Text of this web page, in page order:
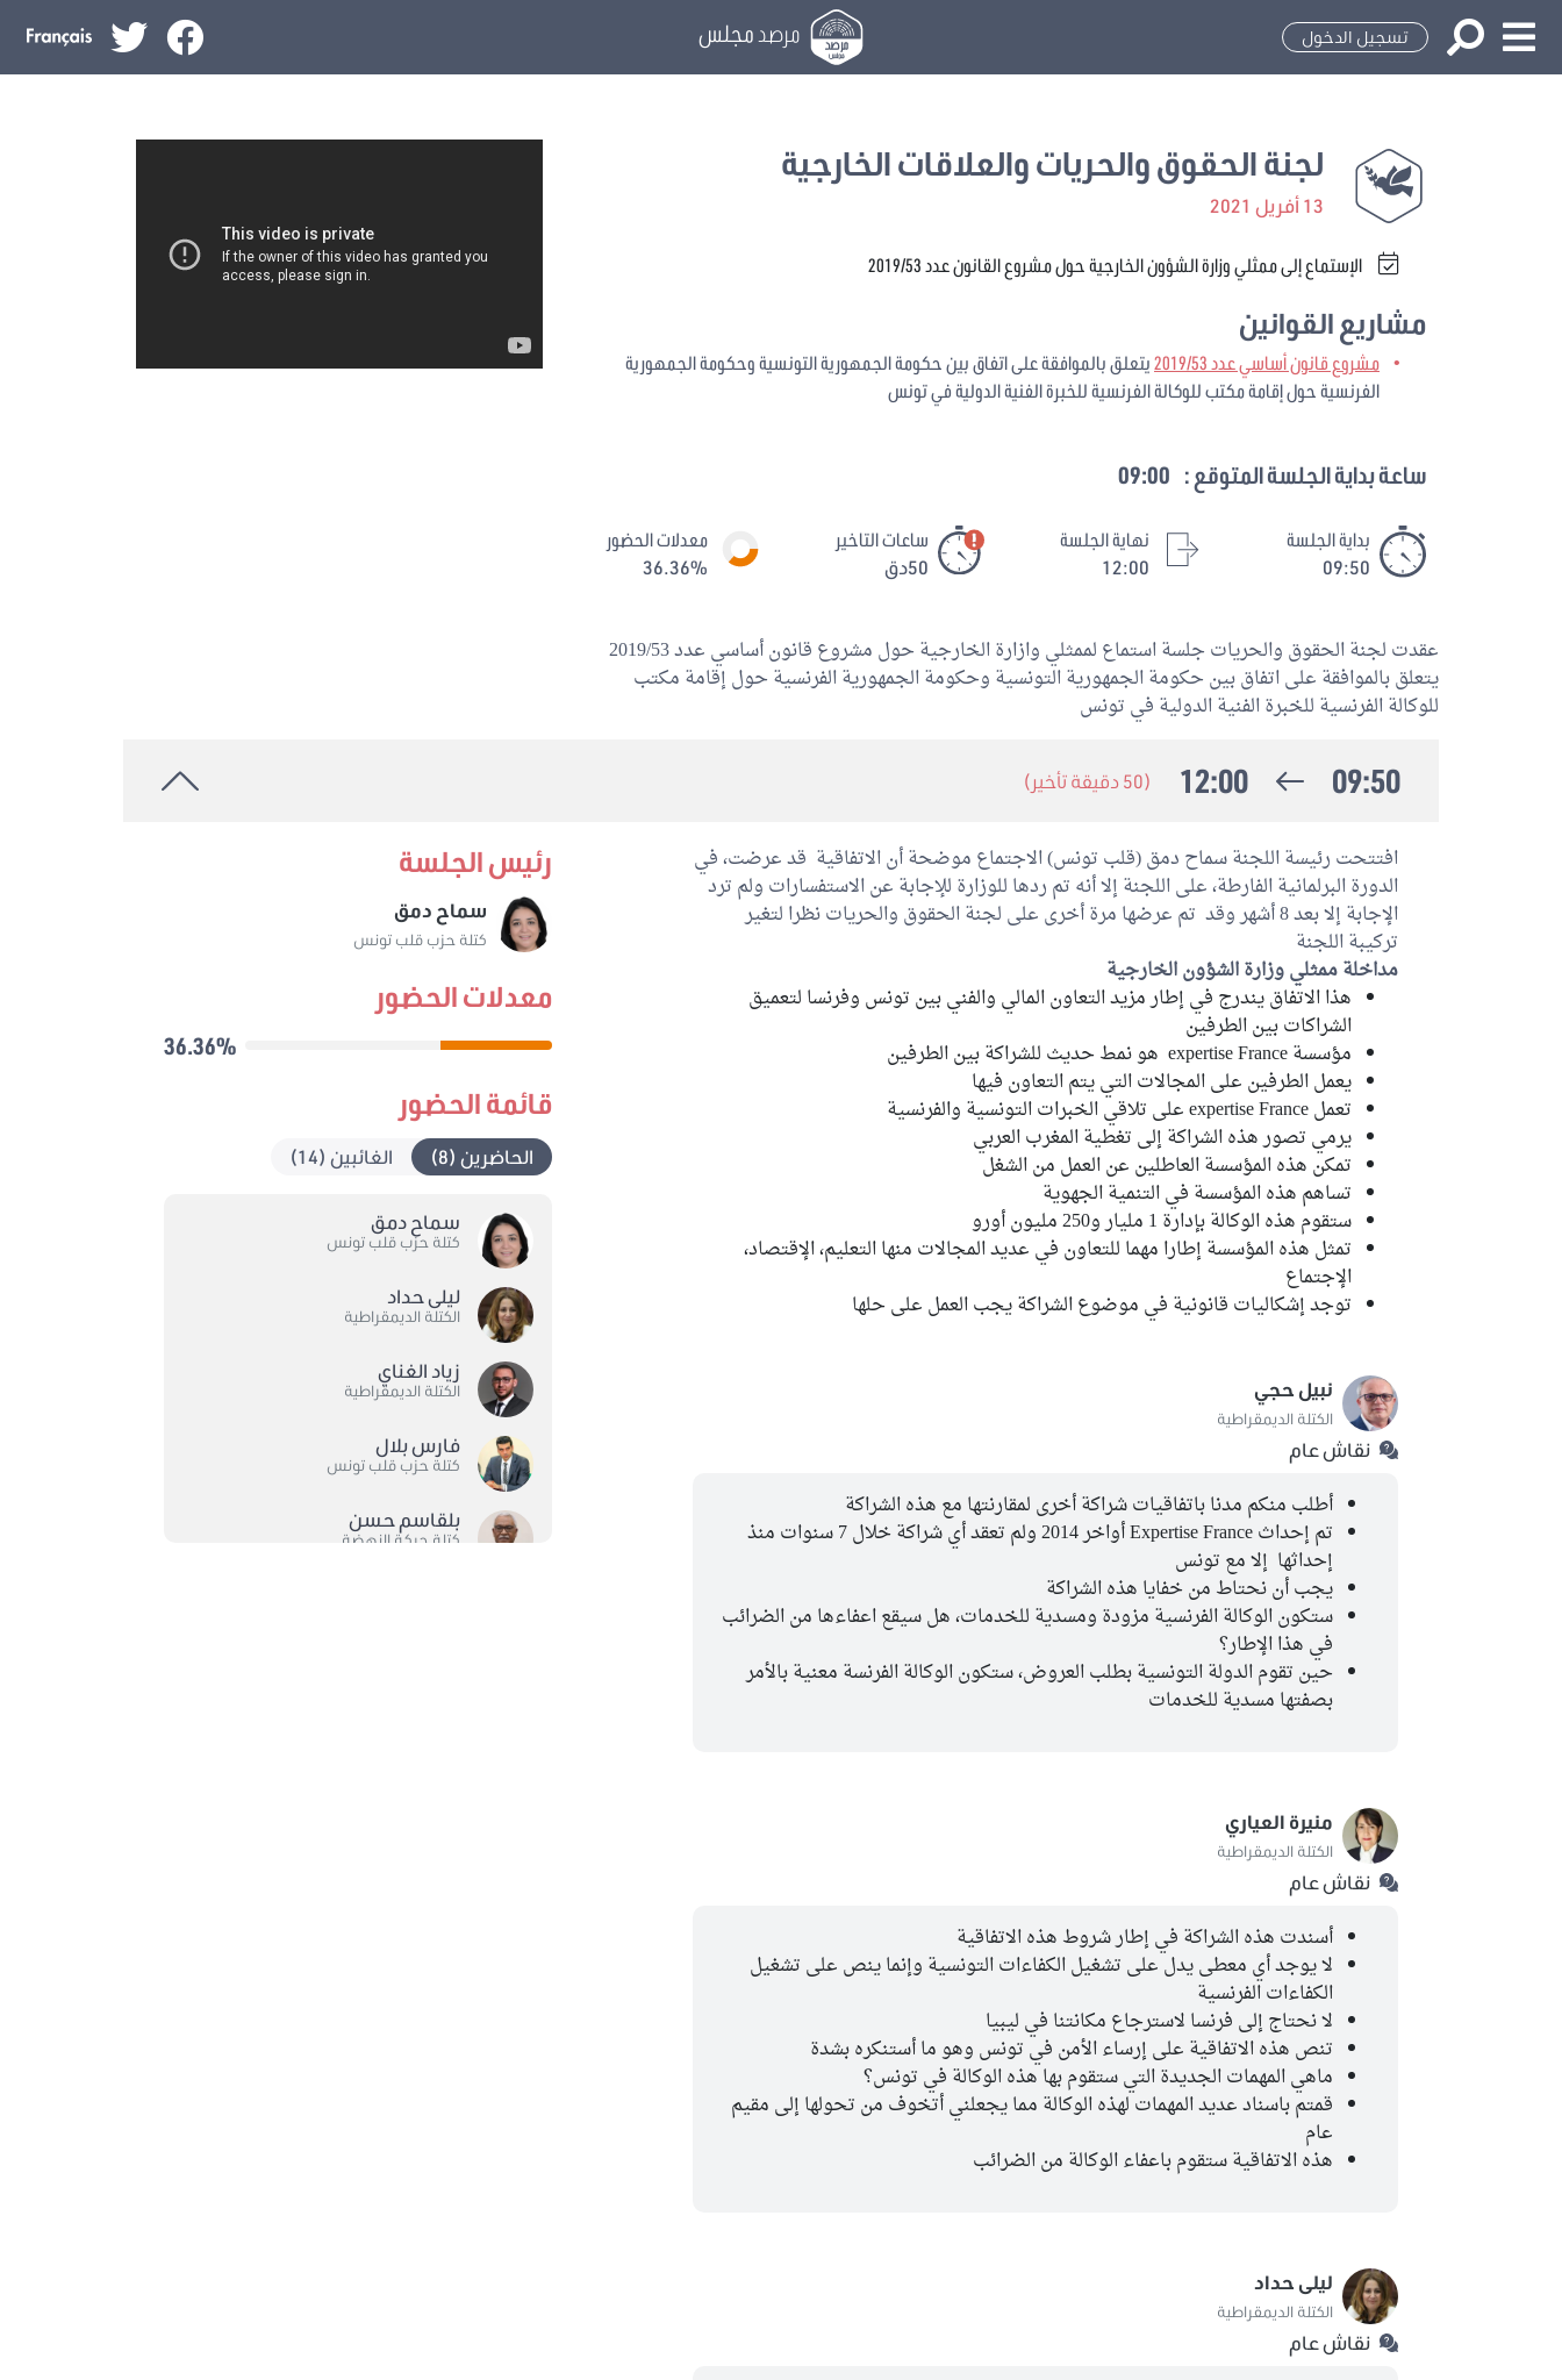
تسجيل الدخول مرصد مجلس
لجنة الحقوق والحريات والعلاقات الخارجية
13 أفريل 2021
الإستماع إلى ممثلي وزارة الشؤون الخارجية حول مشروع القانون عدد 2019/53
مشاريع القوانين
مشروع قانون أساسي عدد 2019/53
يتعلق بالموافقة على اتفاق بين حكومة الجمهورية التونسية وحكومة الجمهورية
الفرنسية حول إقامة مكتب للوكالة الفرنسية للخبرة الفنية الدولية في تونس
ساعة بداية الجلسة المتوقع : 09:00
بداية الجلسة
09:50
نهاية الجلسة
12:00
ساعات التاخير
50دق
معدلات الحضور
36.36%
عقدت لجنة الحقوق والحريات جلسة استماع لممثلي وازارة الخارجية حول مشروع قانون أساسي عدد 2019/53
يتعلق بالموافقة على اتفاق بين حكومة الجمهورية التونسية وحكومة الجمهورية الفرنسية حول إقامة مكتب
للوكالة الفرنسية للخبرة الفنية الدولية في تونس
09:50
12:00 (50 دقيقة تأخير)
افتتحت رئيسة اللجنة سماح دمق (قلب تونس) الاجتماع موضحة أن الاتفاقية قد عرضت، في
الدورة البرلمانية الفارطة، على اللجنة إلا أنه تم ردها للوزارة للإجابة عن الاستفسارات ولم ترد
الإجابة إلا بعد 8 أشهر وقد تم عرضها مرة أخرى على لجنة الحقوق والحريات نظرا لتغير
تركيبة اللجنة
مداخلة ممثلي وزارة الشؤون الخارجية
هذا الاتفاق يندرج في إطار مزيد التعاون المالي والفني بين تونس وفرنسا لتعميق
الشراكات بين الطرفين
مؤسسة expertise France هو نمط حديث للشراكة بين الطرفين
يعمل الطرفين على المجالات التي يتم التعاون فيها
تعمل expertise France على تلاقي الخبرات التونسية والفرنسية
يرمي تصور هذه الشراكة إلى تغطية المغرب العربي
تمكن هذه المؤسسة العاطلين عن العمل من الشغل
تساهم هذه المؤسسة في التنمية الجهوية
ستقوم هذه الوكالة بإدارة 1 مليار و250 مليون أورو
تمثل هذه المؤسسة إطارا مهما للتعاون في عديد المجالات منها التعليم، الإقتصاد،
الإجتماع
توجد إشكاليات قانونية في موضوع الشراكة يجب العمل على حلها
نبيل حجي
الكتلة الديمقراطية
نقاش عام
أطلب منكم مدنا باتفاقيات شراكة أخرى لمقارنتها مع هذه الشراكة
تم إحداث Expertise France أواخر 2014 ولم تعقد أي شراكة خلال 7 سنوات منذ
إحداثها إلا مع تونس
يجب أن نحتاط من خفايا هذه الشراكة
ستكون الوكالة الفرنسية مزودة ومسدية للخدمات، هل سيقع اعفاءها من الضرائب
في هذا الإطار؟
حين تقوم الدولة التونسية بطلب العروض، ستكون الوكالة الفرنسة معنية بالأمر
بصفتها مسدية للخدمات
منيرة العياري
الكتلة الديمقراطية
نقاش عام
أسندت هذه الشراكة في إطار شروط هذه الاتفاقية
لا يوجد أي معطى يدل على تشغيل الكفاءات التونسية وإنما ينص على تشغيل
الكفاءات الفرنسية
لا نحتاج إلى فرنسا لاسترجاع مكانتنا في ليبيا
تنص هذه الاتفاقية على إرساء الأمن في تونس وهو ما أستنكره بشدة
ماهي المهمات الجديدة التي ستقوم بها هذه الوكالة في تونس؟
قمتم باسناد عديد المهمات لهذه الوكالة مما يجعلني أتخوف من تحولها إلى مقيم
عام
هذه الاتفاقية ستقوم باعفاء الوكالة من الضرائب
ليلى حداد
الكتلة الديمقراطية
نقاش عام
رئيس الجلسة
سماح دمق
كتلة حزب قلب تونس
معدلات الحضور
36.36%
قائمة الحضور
الحاضرين (8) الغائبين (14)
سماح دمق
كتلة حزب قلب تونس
ليلى حداد
الكتلة الديمقراطية
زياد الغناي
الكتلة الديمقراطية
فارس بلال
كتلة حزب قلب تونس
بلقاسم حسن
كتلة حركة النهضة